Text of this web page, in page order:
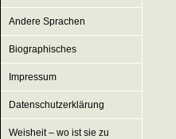
Andere Sprachen
Biographisches
Impressum
Datenschutzerklärung
Weisheit – wo ist sie zu